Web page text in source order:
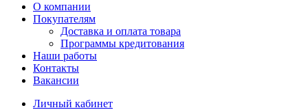
О компании
Покупателям
Доставка и оплата товара
Программы кредитования
Наши работы
Контакты
Вакансии
Личный кабинет